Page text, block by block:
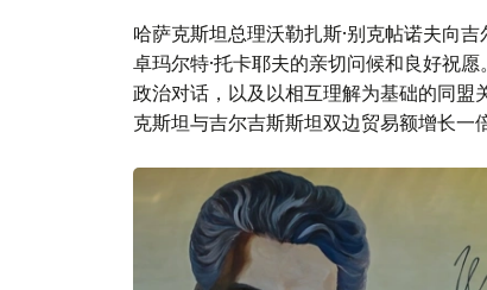
哈萨克斯坦总理沃勒扎斯·别克帖诺夫向
卓玛尔特·托卡耶夫的亲切问候和良好祝
政治对话，以及以相互理解为基础的同
克斯坦与吉尔吉斯斯坦双边贸易额增长一